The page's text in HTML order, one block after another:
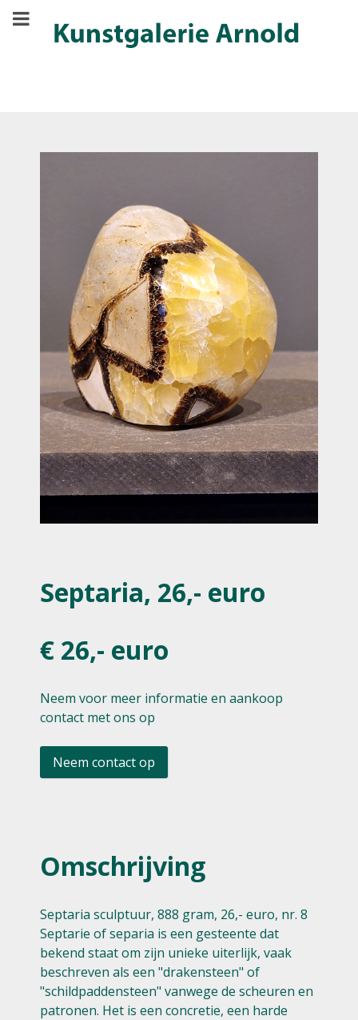
Septaria, 26,- euro
€ 26,- euro
Neem voor meer informatie en aankoop
contact met ons op
Neem contact op
Omschrijving
Septaria sculptuur, 888 gram, 26,- euro, nr. 8
Septarie of separia is een gesteente dat
bekend staat om zijn unieke uiterlijk, vaak
beschreven als een "drakensteen" of
"schildpaddensteen" vanwege de scheuren en
patronen. Het is een concretie, een harde